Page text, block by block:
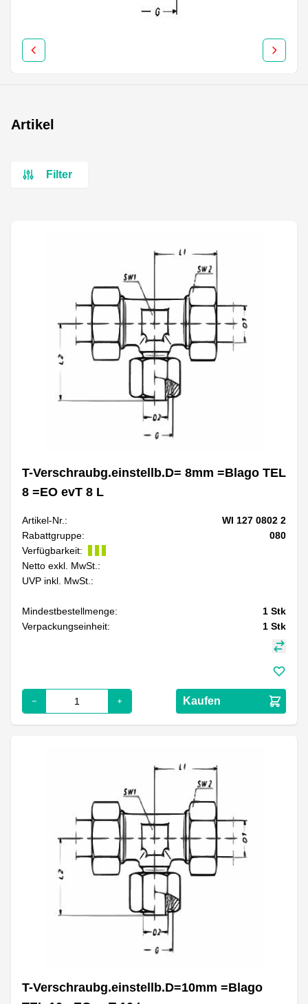
Artikel
Filter
T-Verschraubg.einstellb.D= 8mm =Blago TEL
8 =EO evT 8 L
Artikel-Nr.:
WI 127 0802 2
Rabattgruppe:
080
Verfügbarkeit:
Netto exkl. MwSt.:
UVP inkl. MwSt.:
Mindestbestellmenge: 1 Stk
Verpackungseinheit:
1 Stk
Kaufen
T-Verschraubg.einstellb.D=10mm =Blago